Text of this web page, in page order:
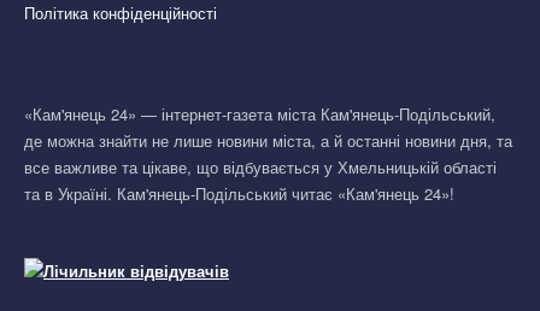
Політика конфіденційності
«Кам'янець 24» — інтернет-газета міста Кам'янець-Подільський,
де можна знайти не лише новини міста, а й останні новини дня, та
все важливе та цікаве, що відбувається у Хмельницькій області
та в Україні. Кам'янець-Подільський читає «Кам'янець 24»!